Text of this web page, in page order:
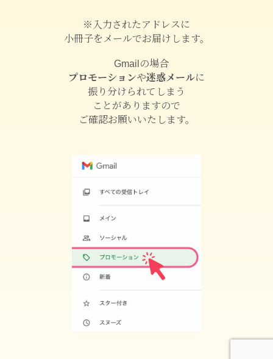
※入力されたアドレスに
小冊子をメールでお届けします。
Gmailの場合
プロモーションや迷惑メールに
振り分けられてしまう
ことがありますので
ご確認お願いいたします。